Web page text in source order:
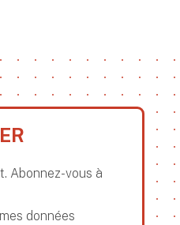
Abonnez-vous à
données